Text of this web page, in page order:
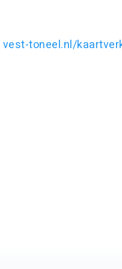
vest-toneel.nl/